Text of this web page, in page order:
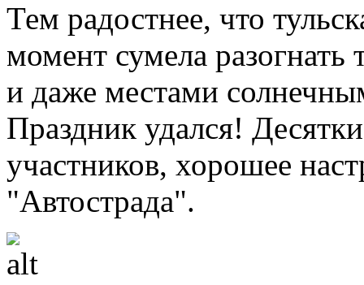
Тем радостнее, что
момент сумела разогнать
и даже местами
Праздник удался!
участников, хорошее
"Автострада".